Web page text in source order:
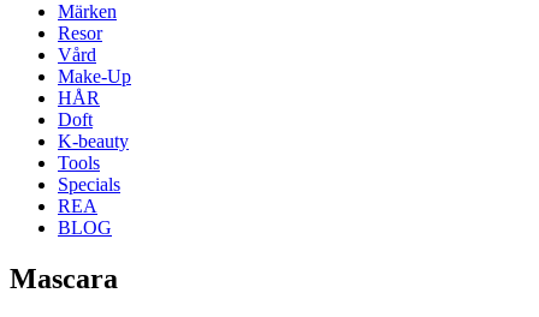
Märken
Resor
Vård
Make-Up
HÅR
Doft
K-beauty
Tools
Specials
REA
BLOG
Mascara